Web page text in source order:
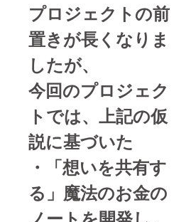
プロジェクトの前
置きが長くなりま
したが、
今回のプロジェク
トでは、上記の仮
説に基づいた
・「想いを共有す
る」魔法のお金の